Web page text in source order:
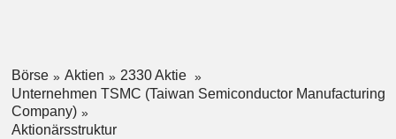
Börse Aktien
2330 Aktie
Unternehmen TSMC (Taiwan Semiconductor Manufacturing
Company)
Aktionärsstruktur